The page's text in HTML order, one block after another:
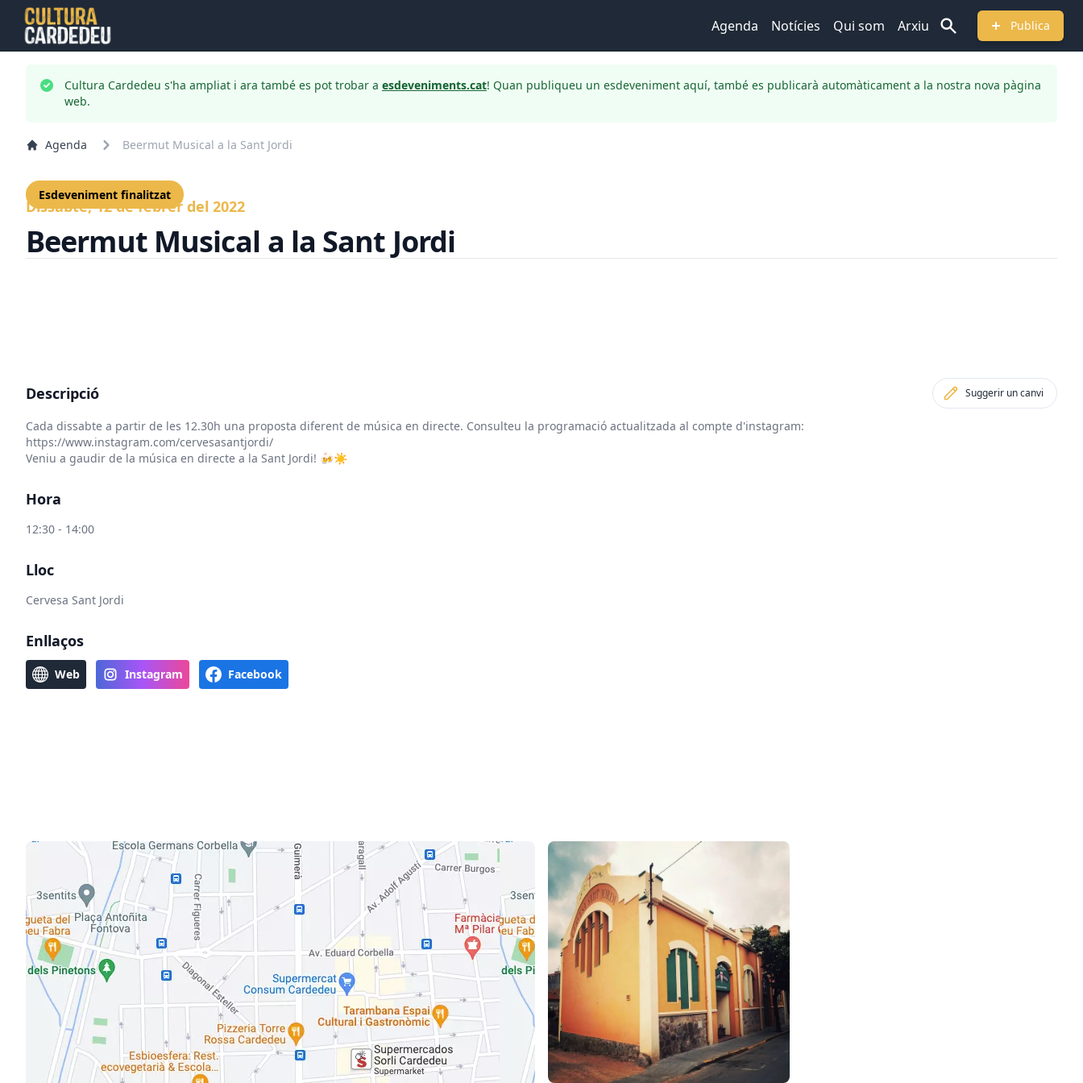
Agenda Notícies Qui som Arxiu Publica
Cultura Cardedeu s'ha ampliat i ara també es pot trobar a esdeveniments.cat! Quan publiqueu un esdeveniment aquí, també es publicarà automàticament a la nostra nova pàgina
web.
Agenda Beermut Musical a la Sant Jordi
Esdeveniment finalitzat
Dissabte, 12 de febrer del 2022
Beermut Musical a la Sant Jordi
Descripció Suggerir un canvi
Cada dissabte a partir de les 12.30h una proposta diferent de música en directe. Consulteu la programació actualitzada al compte d'instagram:
https://www.instagram.com/cervesasantjordi/
Veniu a gaudir de la música en directe a la Sant Jordi! 🍻☀️
Hora
12:30 - 14:00
Lloc
Cervesa Sant Jordi
Enllaços
Web Instagram Facebook